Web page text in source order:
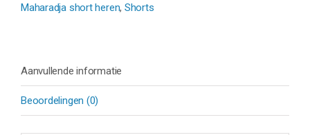
Maharadja short heren, Shorts
Aanvullende informatie
Beoordelingen (0)